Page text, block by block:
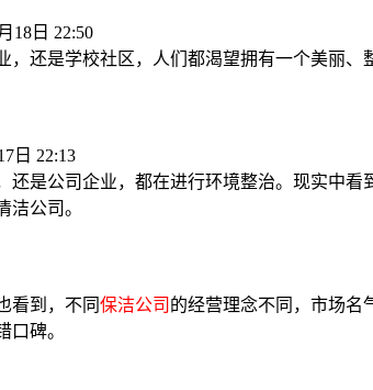
18日 22:50
还是学校社区，人们都渴望拥有一个美丽
日 22:13
是公司企业，都在进行环境整治。现实中看
公司。
看到，不同保洁公司 的经营理念不同，市场名
碑。